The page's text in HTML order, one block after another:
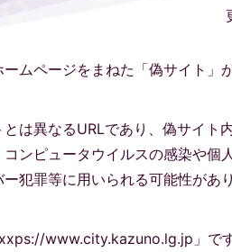
ムページをまねた「偽サイト」
は異なるURLであり、偽サイト
ンピュータウイルスの感染や個
犯罪等に用いられる可能性があ
www.city.kazuno.lg.jp」で